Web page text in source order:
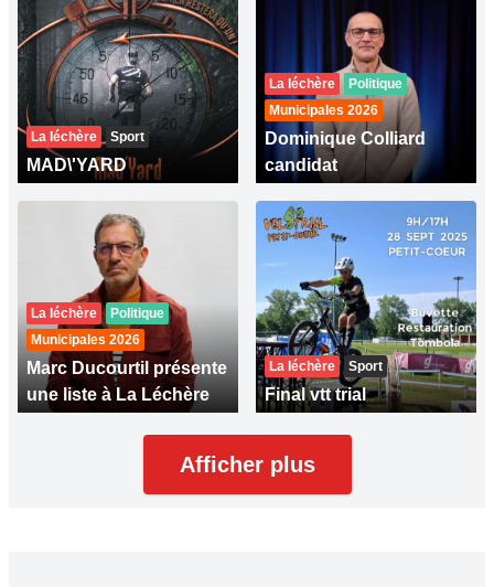
La léchère Sport
MAD\'YARD
La léchère
Politique
Municipales 2026
Dominique Colliard
candidat
La léchère
Politique
Municipales 2026
Marc Ducourtil présente
une liste à La Léchère
La léchère Sport
Final vtt trial
Afficher plus